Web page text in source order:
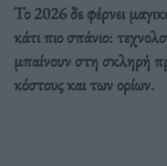
Το 2026 δε φέρνει
κάτι πιο σπάνιο:
μπαίνουν στη σκληρή
κόστους και των ορίων.